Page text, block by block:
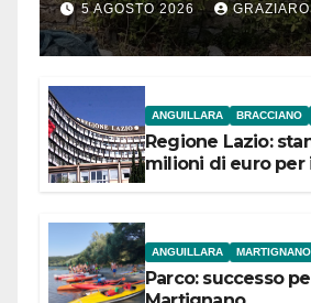
5 AGOSTO 2026
ANGUILLARA BRACCIANO
Regione Lazio:
milioni di euro per
ANGUILLARA MARTIGNANO
Parco: successo